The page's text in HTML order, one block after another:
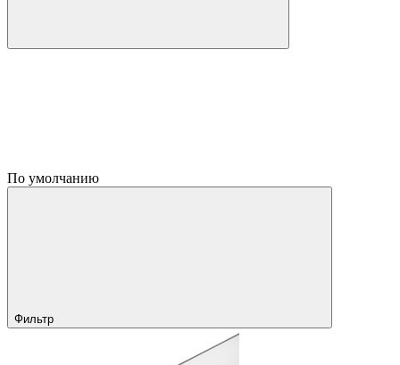
По умолчанию
Фильтр